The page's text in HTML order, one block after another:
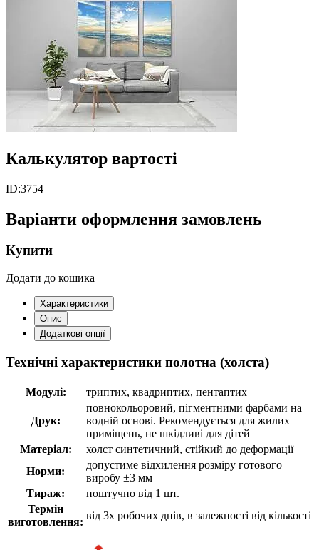
Калькулятор вартості
ID:3754
Варіанти оформлення замовлень
Купити
Додати до кошика
Характеристики
Опис
Додаткові опції
Технічні характеристики полотна (холста)
Модулі: триптих, квадриптих, пентаптих
Друк:
повнокольоровий, пігментними фарбами на
водній основі. Рекомендується для жилих
приміщень, не шкідливі для дітей
Матеріал:
холст синтетичний, стійкий до деформації
Норми:
допустиме відхилення розміру готового
виробу ±3 мм
Тираж:
поштучно від 1 шт.
Термін
виготовлення:
від 3х робочих днів, в залежності від кількості